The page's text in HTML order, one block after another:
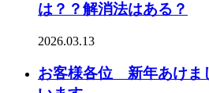
は？？解消法はある？
2026.03.13
お客様各位 新年あけま